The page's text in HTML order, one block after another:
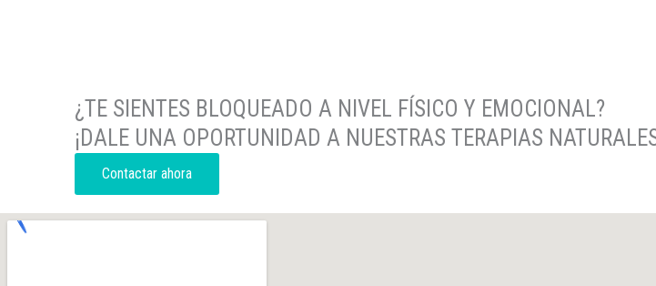
¿TE SIENTES BLOQUEADO A NIVEL FÍSICO Y EMOCIONAL?
¡DALE UNA OPORTUNIDAD A NUESTRAS TERAPIAS
Contactar ahora